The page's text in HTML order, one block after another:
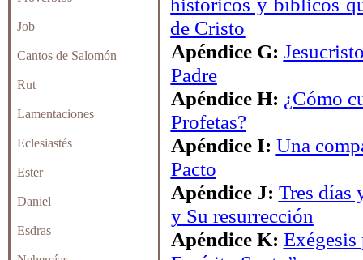
Job
Cantos de Salomón
Rut
Lamentaciones
Eclesiastés
Ester
Daniel
Esdras
de Cristo
Apéndice G:
Padre
Apéndice H: ¿Cómo
Profetas?
Apéndice I: Una
Pacto
Apéndice J: Tres días
y Su resurrección
Apéndice K: Exégesis